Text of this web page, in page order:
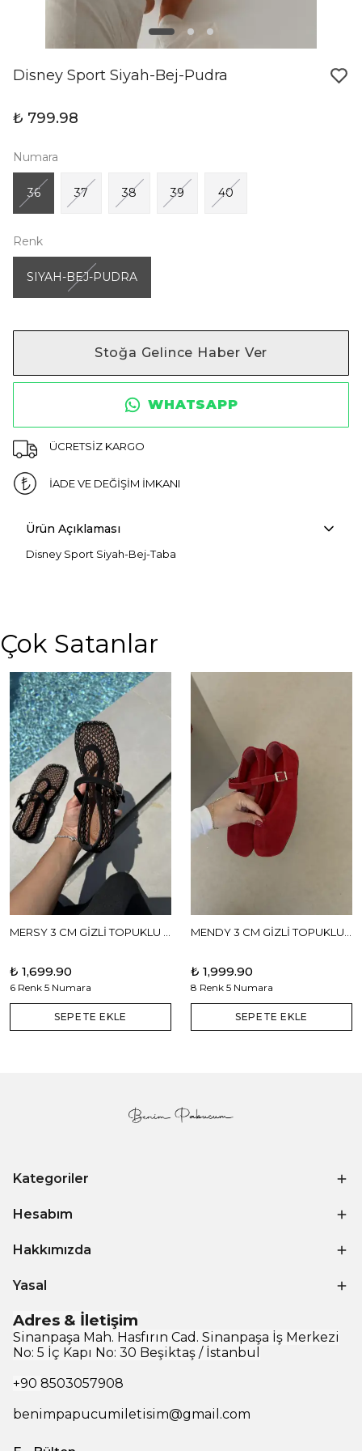
Disney Sport Siyah-Bej-Pudra
₺ 799.98
Numara
36 37 38 39 40
Renk
SIYAH-BEJ-PUDRA
Stoğa Gelince Haber Ver
WHATSAPP
ÜCRETSİZ KARGO
İADE VE DEĞİŞİM İMKANI
Ürün Açıklaması
Disney Sport Siyah-Bej-Taba
Çok Satanlar
₺ 1,699.90
6 Renk 5 Numara
SEPETE EKLE
₺ 1,999.90
8 Renk 5 Numara
SEPETE EKLE
Kategoriler
Hesabım
Hakkımızda
Yasal
Adres & İletişim
Sinanpaşa Mah. Hasfırın Cad. Sinanpaşa İş Merkezi
No: 5 İç Kapı No: 30 Beşiktaş / İstanbul
+90 8503057908
benimpapucumiletisim@gmail.com